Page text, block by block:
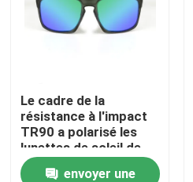
Nouvelles
Cas
Le cadre de la
résistance à l'impact
TR90 a polarisé les
lunettes de soleil de
flottement
envoyer une